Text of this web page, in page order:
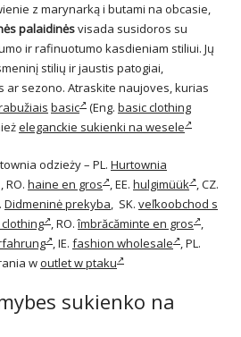
z marynarką i butami na obcasie,
palaidinėsvisada susidoros su
ir rafinuotumo kasdieniam stiliui. Jų
stilių ir jaustis patogiai,
ar sezono. Atraskite naujoves, kurias
basic (Eng. basic clothing
eleganckie sukienki na wesele
odzieży – PL. Hurtownia
RO. haine en gros , EE. hulgimüük , CZ.
Didmeninė prekyba, SK. veľkoobchod s
, RO.îmbrăcăminte en gros ,
, IE. fashion wholesale , PL.
woutlet w ptaku
sukienko na